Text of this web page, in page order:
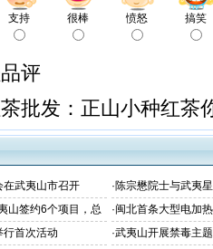
支持 很棒 愤怒 搞笑
评
批发：正山小种红茶
在武夷山市召开 ·陈宗懋院士与武夷
山签约6个项目，总
·闽北首条大型电加
建成并顺利通过福
首次活动 ·武夷山开展禁毒主